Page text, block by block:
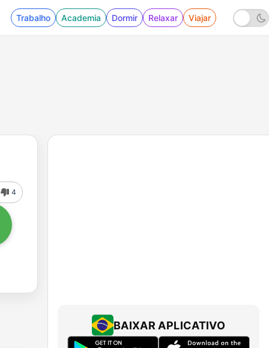
Trabalho Academia Dormir Relaxar Viajar
4
BAIXAR APLICATIVO